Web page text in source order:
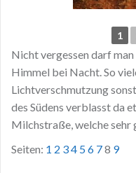
1
Nicht vergessen darf
Himmel bei Nacht. So
Lichtverschmutzung
des Südens verblasst da
Milchstraße, welche sehr
Seiten: 1 2 34 56 78 9